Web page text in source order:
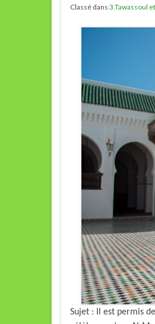
Classé dans 3.Tawassoul
Sujet : Il est permis